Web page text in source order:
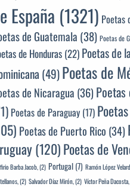
España (1321) Poetas
de Guatemala (38) Poetas de
de Honduras(22) Poetas de
(49)Poetas de
de Nicaragua (36) Poetas
Poetas de Paraguay (17)
Poetas de Puerto Rico (34)
(120)Poetas de
Barba Jacob,(2) Portugal (7) Ramón López
(2) Salvador Díaz Mirón,(2) Víctor Peña Dacosta,